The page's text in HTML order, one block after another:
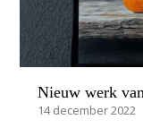
Nieuw werk
14 december 2022